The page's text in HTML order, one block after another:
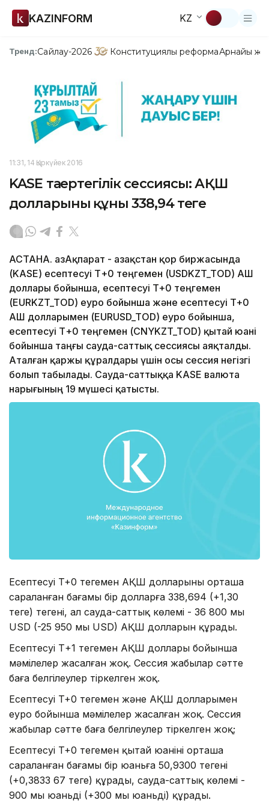
KAZINFORM KZ
Тренд:Сайлау-2026 Конституциялық реформаАрнайы
11:31, 14 Қыркүйек 2016
KASE таңертеңгілік сессиясы: АҚШ
долларының құны 338,94 теңге
АСТАНА. ҚазАқпарат - Қазақстан қор биржасында
(KASE) есептесуі Т+0 теңгемен (USDKZT_TOD) АҚШ
доллары бойынша, есептесуі T+0 теңгемен
(EURKZT_TOD) еуро бойынша және есептесуі T+0
АҚШ долларымен (EURUSD_TOD) еуро бойынша,
есептесуі Т+0 теңгемен (CNYKZT_TOD) қытай юані
бойынша таңғы сауда-саттық сессиясы аяқталды.
Аталған қаржы құралдары үшін осы сессия негізгі
болып табылады. Сауда-саттыққа KASE валюта
нарығының 19 мүшесі қатысты.
Есептесуі T+0 теңгемен АҚШ долларының орташа
сараланған бағамы бір долларға 338,694 (+1,30
теңге) теңгені, ал сауда-саттық көлемі - 36 800 мың
USD (-25 950 мың USD) АҚШ долларын құрады.
Есептесуі Т+1 теңгемен АҚШ доллары бойынша
мәмілелер жасалған жоқ. Сессия жабылар сәтте
баға белгілеулер тіркелген жоқ.
Есептесуі T+0 теңгемен және АҚШ долларымен
еуро бойынша мәмілелер жасалған жоқ. Сессия
жабылар сәтте баға белгілеулер тіркелген жоқ;
Есептесуі T+0 теңгемен қытай юанінің орташа
сараланған бағамы бір юаньға 50,9300 теңгені
(+0,3833 67 теңге) құрады, сауда-саттық көлемі -
900 мың юаньді (+300 мың юаньді) құрады.